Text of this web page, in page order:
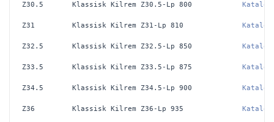
Z30.5 Klassisk Kilrem Z30.5-Lp 800 Katalog
Z31 Klassisk Kilrem Z31-Lp 810 Katalog
Z32.5 Klassisk Kilrem Z32.5-Lp 850 Katalog
Z33.5 Klassisk Kilrem Z33.5-Lp 875 Katalog
Z34.5 Klassisk Kilrem Z34.5-Lp 900 Katalog
Z36 Klassisk Kilrem Z36-Lp 935 Katalog